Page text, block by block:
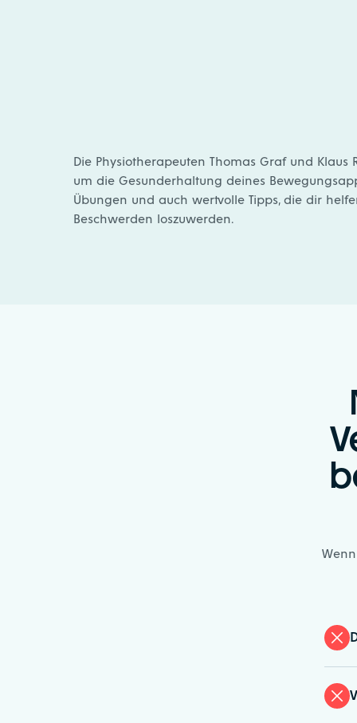
Die Physiotherapeuten Thomas Graf und
um die Gesunderhaltung deines
Übungen und auch wertvolle Tipps, die dir
Beschwerden loszuwerden.